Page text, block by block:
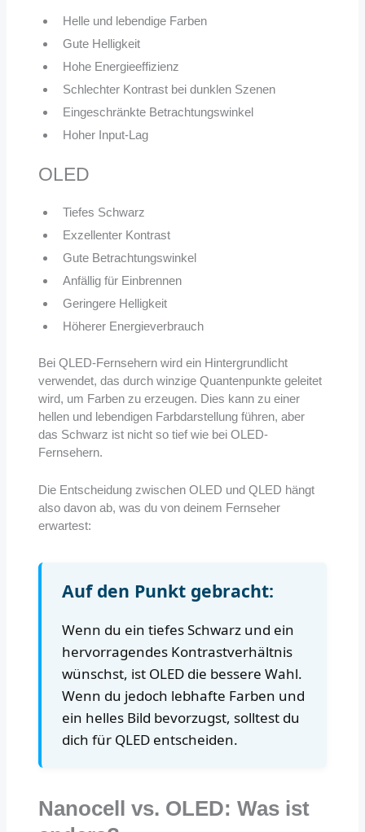
Helle und lebendige Farben
Gute Helligkeit
Hohe Energieeffizienz
Schlechter Kontrast bei dunklen Szenen
Eingeschränkte Betrachtungswinkel
Hoher Input-Lag
OLED
Tiefes Schwarz
Exzellenter Kontrast
Gute Betrachtungswinkel
Anfällig für Einbrennen
Geringere Helligkeit
Höherer Energieverbrauch
Bei QLED-Fernsehern wird ein Hintergrundlicht
verwendet, das durch winzige Quantenpunkte geleitet
wird, um Farben zu erzeugen. Dies kann zu einer
hellen und lebendigen Farbdarstellung führen, aber
das Schwarz ist nicht so tief wie bei OLED-
Fernsehern.
Die Entscheidung zwischen OLED und QLED hängt
also davon ab, was du von deinem Fernseher
erwartest:
Auf den Punkt gebracht:
Wenn du ein tiefes Schwarz und ein
hervorragendes Kontrastverhältnis
wünschst, ist OLED die bessere Wahl.
Wenn du jedoch lebhafte Farben und
ein helles Bild bevorzugst, solltest du
dich für QLED entscheiden.
Nanocell vs. OLED: Was ist